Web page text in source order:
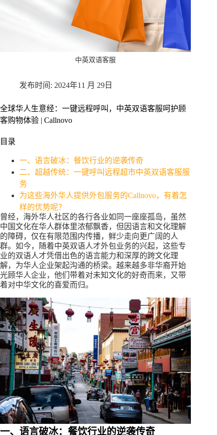
中英双语客服
2024年11 月 29日
全球华人生意经：一键远程呼叫，中英双语客服呵护顾
客购物体验 | Callnovo
目录
一、语言破冰：餐饮行业的逆袭传奇
二、超越传统：一键呼叫远程超市中英双语客服服
务
为这些海外华人提供外包服务的Callnovo，有着怎
样的优势呢？
曾经，海外华人社区的各行各业如同一座座孤岛，虽然
中国文化在华人群体里浓郁飘香，但因语言和文化理解
的障碍，仅在有限范围内传播，鲜少走向更广阔的人
群。如今，随着中英双语人才外包业务的兴起，这些专
业的双语人才凭借出色的语言能力和深厚的跨文化理
解，为华人企业架起沟通的桥梁。越来越多非华裔开始
光顾华人企业，他们带着对未知文化的好奇而来，又带
着对中华文化的喜爱而归。
一、 语言破冰：餐饮行业的逆袭传奇